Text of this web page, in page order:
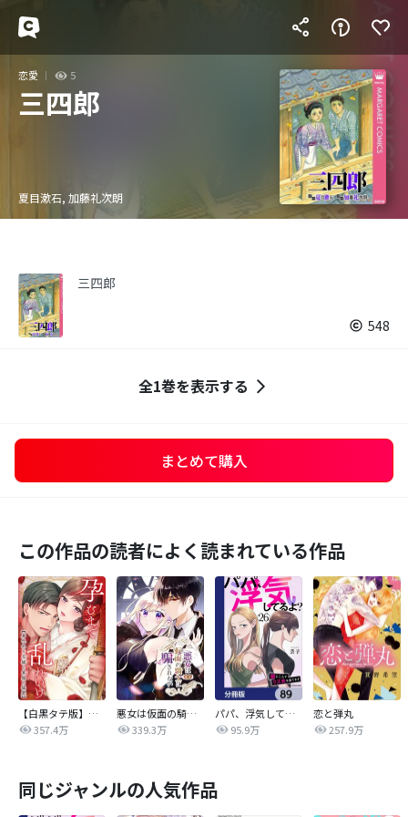
恋愛 5
三四郎
夏目漱石, 加藤礼次朗
三四郎
548
全1巻を表示する
まとめて購入
この作品の読者によく読まれている作品
【白黒タテ版】孕むまで乱れいけ～身代わり花嫁と軍服の猛愛
357.4万
悪女は仮面の騎士に騙されない
339.3万
パパ、浮気してるよ？娘と二人でクズ夫を捨てます【分冊版】
95.9万
恋と弾丸
257.9万
同じジャンルの人気作品